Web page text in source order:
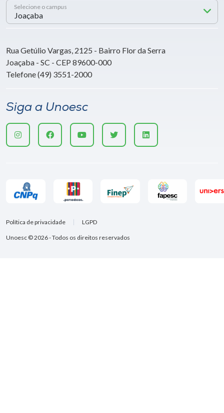
Selecione o campus
Rua Getúlio Vargas, 2125 - Bairro Flor da Serra
Joaçaba - SC - CEP 89600-000
Telefone (49) 3551-2000
Siga a Unoesc
Unoesc © 2026 - Todos os direitos reservados
Política de privacidade LGPD